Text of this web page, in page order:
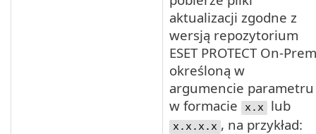
aktualizacji zgodne z
wersją repozytorium
ESET PROTECT On-Prem
określoną w
argumencie parametru
w formacie
x.x lub
x.x.x.x , na przykład: